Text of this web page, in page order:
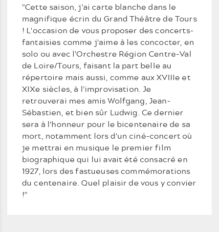
"Cette saison, j'ai carte blanche dans le
magnifique écrin du Grand Théâtre de Tours
! L'occasion de vous proposer des concerts-
fantaisies comme j'aime à les concocter, en
solo ou avec l'Orchestre Région Centre-Val
de Loire/Tours, faisant la part belle au
répertoire mais aussi, comme aux XVIIIe et
XIXe siècles, à l'improvisation. Je
retrouverai mes amis Wolfgang, Jean-
Sébastien, et bien sûr Ludwig. Ce dernier
sera à l'honneur pour le bicentenaire de sa
mort, notamment lors d'un ciné-concert où
je mettrai en musique le premier film
biographique qui lui avait été consacré en
1927, lors des fastueuses commémorations
du centenaire. Quel plaisir de vous y convier
!"